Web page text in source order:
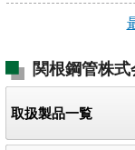
関根鋼管株式
取扱製品一覧